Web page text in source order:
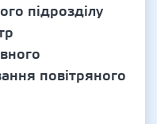
підрозділу
повітряного